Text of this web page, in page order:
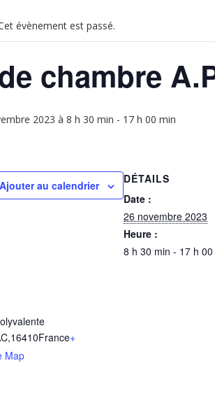
évènement est passé.
chambre
2023 à 8 h 30 min - 17 h 00 min
Ajouter au calendrier
DÉTAILS
Date :
26 novembre 2023
Heure :
8 h 30 min - 17 h 00
,16410France+
Map